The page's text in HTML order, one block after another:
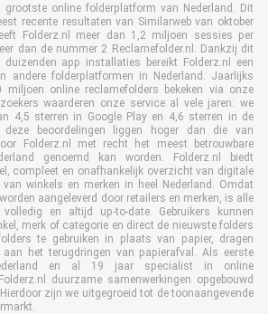
online folderplatform van Nederland. Dit
recente resultaten van Similarweb van oktober
Folderz.nl meer dan 1,2 miljoen sessies per
dan de nummer 2 Reclamefolder.nl. Dankzij dit
duizenden app installaties bereikt Folderz.nl een
andere folderplatformen in Nederland. Jaarlijks
online reclamefolders bekeken via onze
waarderen onze service al vele jaren: we
4,5 sterren in Google Play en 4,6 sterren in de
beoordelingen liggen hoger dan die van
Folderz.nl met recht het meest betrouwbare
genoemd kan worden. Folderz.nl biedt
compleet en onafhankelijk overzicht van digitale
winkels en merken in heel Nederland. Omdat
aangeleverd door retailers en merken, is alle
volledig en altijd up-to-date. Gebruikers kunnen
merk of categorie en direct de nieuwste folders
te gebruiken in plaats van papier, dragen
aan het terugdringen van papierafval. Als eerste
en al 19 jaar specialist in online
duurzame samenwerkingen opgebouwd
zijn we uitgegroeid tot de toonaangevende